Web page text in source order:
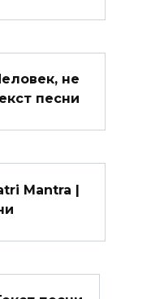
не
песни
Mantra |